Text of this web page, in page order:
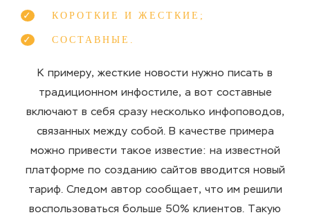
КОРОТКИЕ И ЖЕСТКИЕ;
СОСТАВНЫЕ.
К примеру, жесткие новости нужно писать в
традиционном инфостиле, а вот составные
включают в себя сразу несколько инфоповодов,
связанных между собой. В качестве примера
можно привести такое известие: на известной
платформе по созданию сайтов вводится новый
тариф. Следом автор сообщает, что им решили
воспользоваться больше 50% клиентов. Такую